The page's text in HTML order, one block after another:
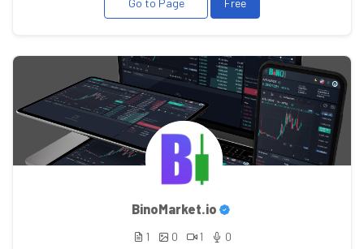
BinoMarket.io
1 0 1 0